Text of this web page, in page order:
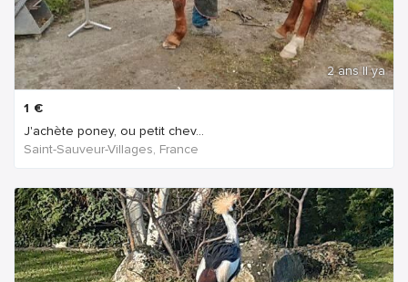
2 ans Il ya
1 €
J'achète poney, ou petit chev...
Saint-Sauveur-Villages, France